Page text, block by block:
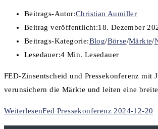
Beitrags-Autor:Christian Aumiller
Beitrag veröffentlicht:18. Dezember
Beitrags-Kategorie:Blog/Börse/Märkte/
Lesedauer:4 Min. Lesedauer
FED-Zinsentscheid und Pressekonferenz
verunsichern die Märkte und leiten eine
WeiterlesenFed Pressekonferenz 2024-12-20